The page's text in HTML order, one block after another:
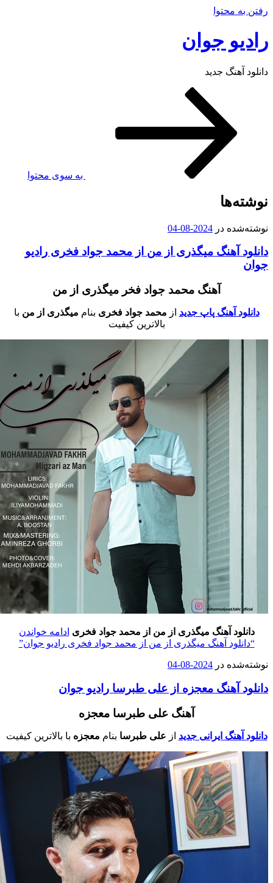
به محتوا
جوان
آهنگ جدید
به سوی محتوا
در 2024-08-04
آهنگ میگذری از من از محمد جواد فخری رادیو
آهنگ محمد جواد فخر میگذری از من
دانلود آهنگ پاپ جدیدازمحمد جواد فخریبناممیگذری از منبا
بالاترین کیفیت
دانلود آهنگ میگذری از من از محمد جواد فخری ادامه خواندن
“دانلود آهنگ میگذری از من از محمد جواد فخری رادیو جوان”
در 2024-08-04
آهنگ معجزه از علی طبرسا رادیو جوان
آهنگ علی طبرسا معجزه
دانلود آهنگ ایرانی جدیدازعلی طبرسابناممعجزهبا بالاترین کیفیت